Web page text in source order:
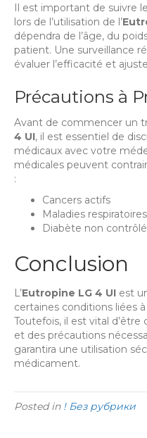
Il est important de suivre
lors de l’utilisation de l’
dépendra de l’âge, du
patient. Une surveillance
évaluer l’efficacité et
Précautions à
Avant de commencer un
4 UI, il est essentiel de
médicaux avec votre
médicales peuvent
:
Cancers actifs
Maladies
Diabète non contrôlé
Conclusion
L’Eutropine LG 4 UI est
certaines conditions liées
Toutefois, il est vital
et des précautions
garantira une utilisation
médicament.
Posted in ! Без рубрики